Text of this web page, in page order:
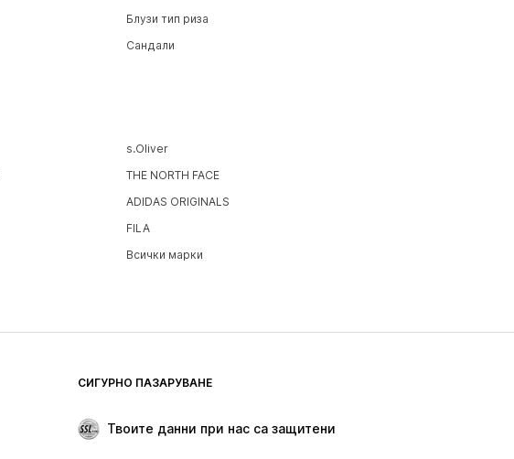
Блузи тип риза
Сандали
s.Oliver
THE NORTH FACE
ADIDAS ORIGINALS
FILA
Всички марки
СИГУРНО ПАЗАРУВАНЕ
Твоите данни при нас са защитени